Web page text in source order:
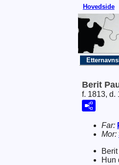
Hovedside
Berit
f. 1813, d.
Far:
Mor:
Berit
Hun